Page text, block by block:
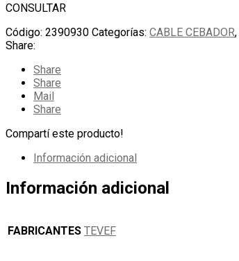
CONSULTAR
Código: 2390930 Categorías: CABLE CEBADOR,
Share:
Share
Share
Mail
Share
Compartí este producto!
Información adicional
Información adicional
FABRICANTES TEVEF